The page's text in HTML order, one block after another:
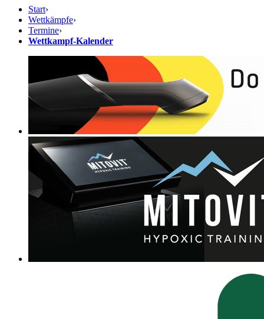
Start›
Wettkämpfe›
Termine›
Wettkampf-Kalender